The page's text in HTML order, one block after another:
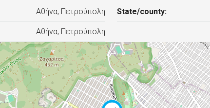
Αθήνα, Πετρούπολη State/county:
Αθήνα, Πετρούπολη